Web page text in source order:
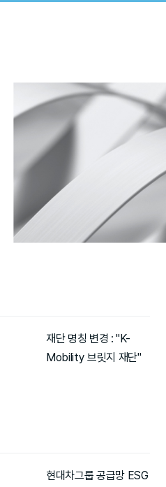
재단 명칭 변경 : "K-
Mobility 브릿지 재단"
현대차그룹 공급망 ESG